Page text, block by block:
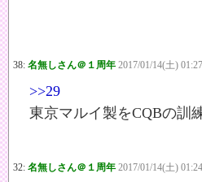
38: 名無しさん＠１周年 2017/01/14(土)
>>29
東京マルイ製をCQBの訓
32: 名無しさん＠１周年 2017/01/14(土)